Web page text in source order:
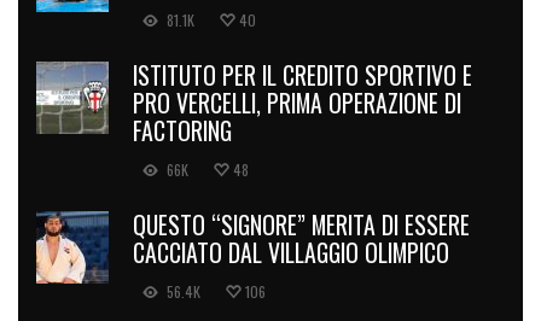
81.1K 40
ISTITUTO PER IL CREDITO SPORTIVO E
PRO VERCELLI, PRIMA OPERAZIONE DI
FACTORING
66K 48
QUESTO “SIGNORE” MERITA DI ESSERE
CACCIATO DAL VILLAGGIO OLIMPICO
56.4K 106